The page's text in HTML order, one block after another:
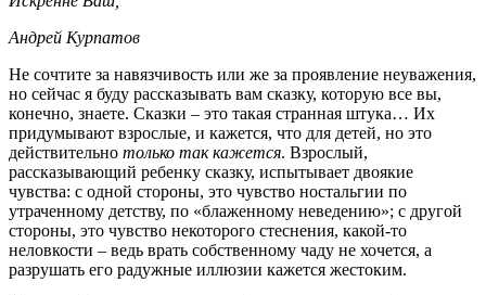
Андрей Курпатов
Не сочтите за навязчивость или же за проявление неуважения,
но сейчас я буду рассказывать вам сказку, которую все вы,
конечно, знаете. Сказки – это такая странная штука… Их
придумывают взрослые, и кажется, что для детей, но это
действительно только так кажется. Взрослый,
рассказывающий ребенку сказку, испытывает двоякие
чувства: с одной стороны, это чувство ностальгии по
утраченному детству, по «блаженному неведению»; с другой
стороны, это чувство некоторого стеснения, какой-то
неловкости – ведь врать собственному чаду не хочется, а
разрушать его радужные иллюзии кажется жестоким.